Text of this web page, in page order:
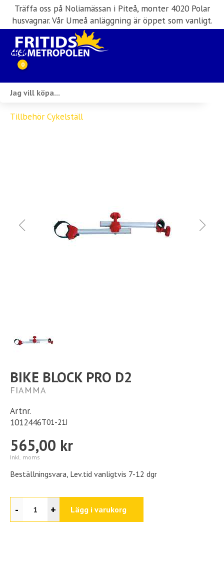
Träffa oss på Noliamässan i Piteå, monter 4020 Polar
husvagnar. Vår Umeå anläggning är öppet som vanligt.
0
Verkstad
Tillbehör Cykelställ
BIKE BLOCK PRO D2
FIAMMA
Artnr.
1012446T01-21J
565,00 kr
Inkl. moms
Beställningsvara, Lev.tid vanligtvis 7-12 dgr
- + Lägg i varukorg